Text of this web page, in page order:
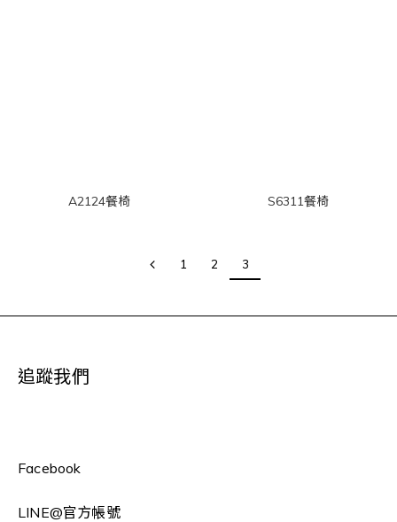
A2124餐椅 S6311餐椅
1 2 3
追蹤我們
Facebook
LINE@官方帳號